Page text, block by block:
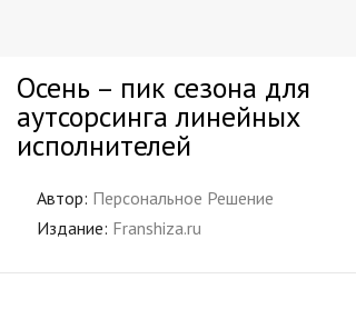
Осень – пик сезона для
аутсорсинга линейных
исполнителей
Автор: Персональное Решение
Издание: Franshiza.ru